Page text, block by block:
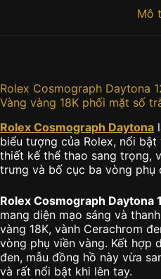
Mô
Rolex Cosmograph Daytona
Vàng vàng 18K phối mặt số
Rolex Cosmograph Daytona
biểu tượng của Rolex, nổi
thiết kế thể thao sang trọng,
trưng và bố cục ba vòng phụ
Rolex Cosmograph Daytona
mang diện mạo sáng và
vàng 18K, vành Cerachrom
vòng phụ viền vàng. Kết hợp
đen, mẫu đồng hồ này vừa
và rất nổi bật khi lên tay.